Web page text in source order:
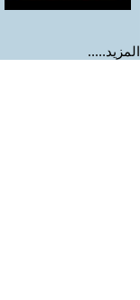
المزيد.....